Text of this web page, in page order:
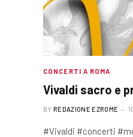
CONCERTI A ROMA
Vivaldi sacro e
BY REDAZIONE EZROME
#Vivaldi #concerti